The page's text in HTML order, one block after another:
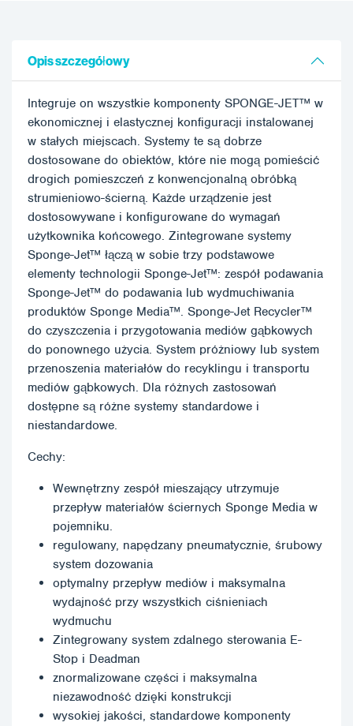
Opis szczegółowy
Integruje on wszystkie komponenty SPONGE-JET™ w
ekonomicznej i elastycznej konfiguracji instalowanej
w stałych miejscach. Systemy te są dobrze
dostosowane do obiektów, które nie mogą pomieścić
drogich pomieszczeń z konwencjonalną obróbką
strumieniowo-ścierną. Każde urządzenie jest
dostosowywane i konfigurowane do wymagań
użytkownika końcowego. Zintegrowane systemy
Sponge-Jet™ łączą w sobie trzy podstawowe
elementy technologii Sponge-Jet™: zespół podawania
Sponge-Jet™ do podawania lub wydmuchiwania
produktów Sponge Media™. Sponge-Jet Recycler™
do czyszczenia i przygotowania mediów gąbkowych
do ponownego użycia. System próżniowy lub system
przenoszenia materiałów do recyklingu i transportu
mediów gąbkowych. Dla różnych zastosowań
dostępne są różne systemy standardowe i
niestandardowe.
Cechy:
Wewnętrzny zespół mieszający utrzymuje
przepływ materiałów ściernych Sponge Media w
pojemniku.
regulowany, napędzany pneumatycznie, śrubowy
system dozowania
optymalny przepływ mediów i maksymalna
wydajność przy wszystkich ciśnieniach
wydmuchu
Zintegrowany system zdalnego sterowania E-
Stop i Deadman
znormalizowane części i maksymalna
niezawodność dzięki konstrukcji
wysokiej jakości, standardowe komponenty